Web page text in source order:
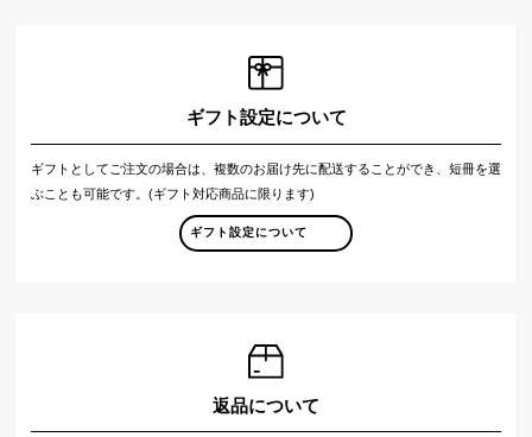
ギフト設定について
ギフトとしてご注文の場合は、複数のお届け先に配送することができ、短冊を選
ぶことも可能です。(ギフト対応商品に限ります)
ギフト設定について
返品について